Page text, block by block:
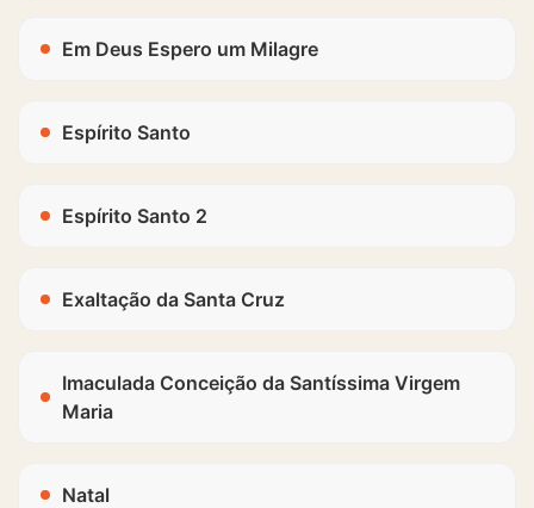
Em Deus Espero um Milagre
Espírito Santo
Espírito Santo 2
Exaltação da Santa Cruz
Imaculada Conceição da Santíssima Virgem
Maria
Natal